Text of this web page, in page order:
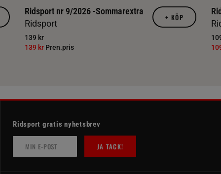
Ridsport nr 9/2026 -Sommarextra
Ridsport
139 kr
139 kr Pren.pris
+ KÖP
Ridsport gratis nyhetsbrev
JA TACK!